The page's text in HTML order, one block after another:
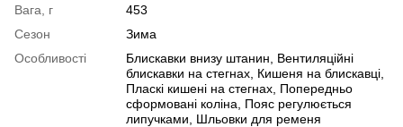
Вага, г
453
Сезон
Зима
Особливості
Блискавки внизу штанин, Вентиляційні
блискавки на стегнах, Кишеня на блискавці,
Пласкі кишені на стегнах, Попередньо
сформовані коліна, Пояс регулюється
липучками, Шльовки для ременя